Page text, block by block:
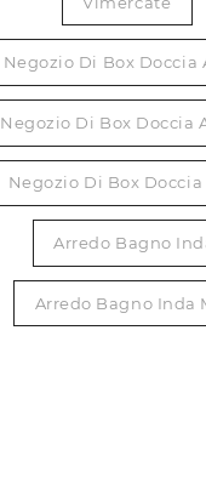
Negozio Di Box Doccia
Negozio Di Box Doccia
Negozio Di Box
Arredo Bagno
Arredo Bagno Inda